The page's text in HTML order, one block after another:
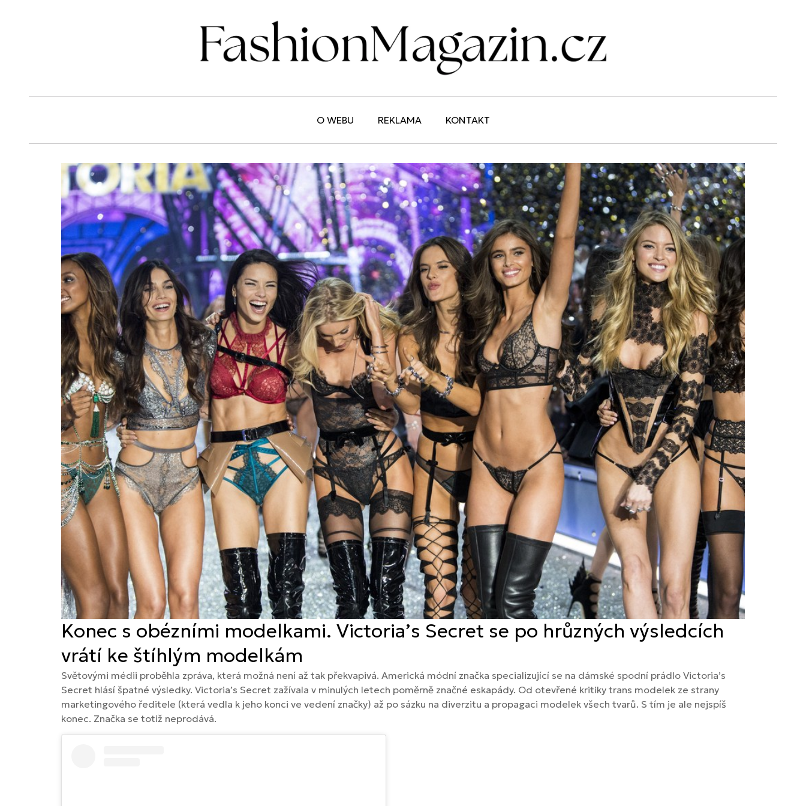
O WEBU REKLAMA KONTAKT
Konec s obézními modelkami. Victoria’s Secret se po hrůzných výsledcích
vrátí ke štíhlým modelkám
Světovými médii proběhla zpráva, která možná není až tak překvapivá. Americká módní značka specializující se na dámské spodní prádlo Victoria’s
Secret hlásí špatné výsledky. Victoria’s Secret zažívala v minulých letech poměrně značné eskapády. Od otevřené kritiky trans modelek ze strany
marketingového ředitele (která vedla k jeho konci ve vedení značky) až po sázku na diverzitu a propagaci modelek všech tvarů. S tím je ale nejspíš
konec. Značka se totiž neprodává.